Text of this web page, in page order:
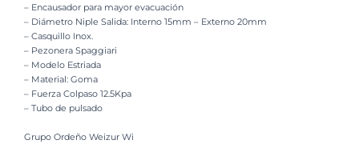
– Encausador para mayor evacuación
– Diámetro Niple Salida: Interno 15mm – Externo 20mm
– Casquillo Inox.
– Pezonera Spaggiari
– Modelo Estriada
– Material: Goma
– Fuerza Colpaso 12.5Kpa
– Tubo de pulsado
Grupo Ordeño Weizur Wi